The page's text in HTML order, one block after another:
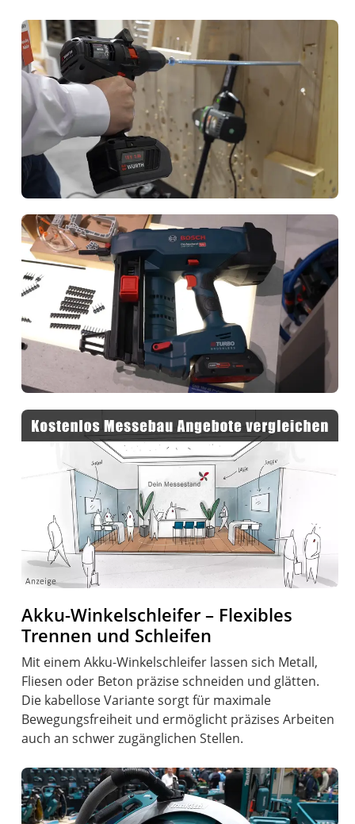
Akku-Winkelschleifer – Flexibles
Trennen und Schleifen
Mit einem Akku-Winkelschleifer lassen sich Metall,
Fliesen oder Beton präzise schneiden und glätten.
Die kabellose Variante sorgt für maximale
Bewegungsfreiheit und ermöglicht präzises Arbeiten
auch an schwer zugänglichen Stellen.